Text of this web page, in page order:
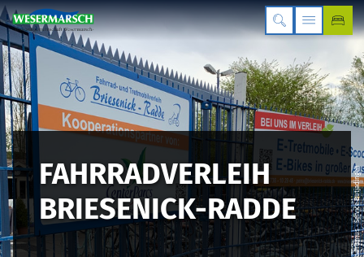
| Tourismus - Service Butjadingen
FAHRRADVERLEIH
BRIESENICK-RADDE